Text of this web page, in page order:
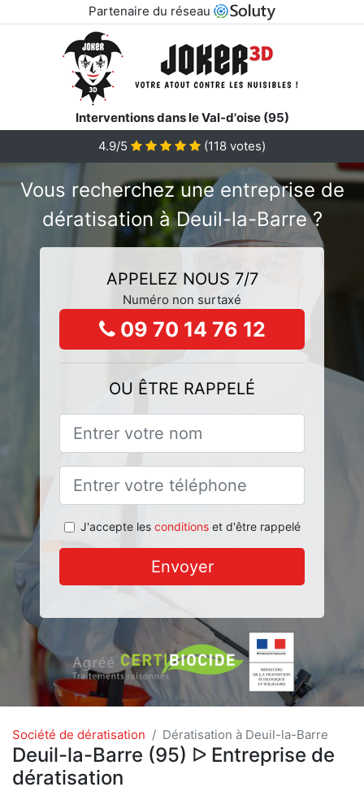
Partenaire du réseau
Interventions dans le Val-d'oise (95)
4.9/5
(118 votes)
Vous recherchez une entreprise de
dératisation à Deuil-la-Barre ?
APPELEZ NOUS 7/7
Numéro non surtaxé
09 70 14 76 12
OU ÊTRE RAPPELÉ
J'accepte les conditionset d'être rappelé
Envoyer
Société de dératisation Dératisation à Deuil-la-Barre
Deuil-la-Barre (95) ᐅ Entreprise de
dératisation